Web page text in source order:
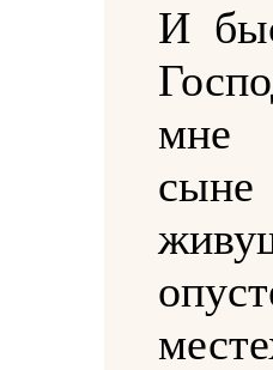
И
мне
сыне